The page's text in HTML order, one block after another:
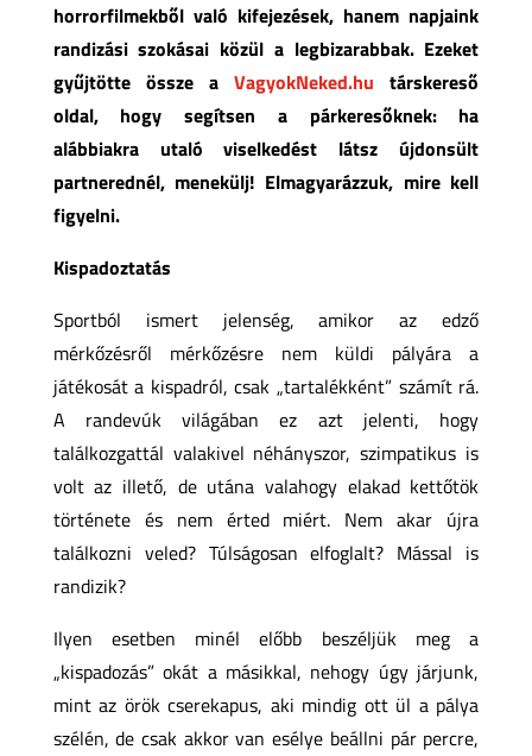
horrorfilmekből való kifejezések, hanem napjaink
randizási szokásai közül a legbizarabbak. Ezeket
gyűjtötte össze aVagyokNeked.hu társkereső
oldal, hogy segítsen a párkeresőknek: ha
alábbiakra utaló viselkedést látsz újdonsült
partnerednél, menekülj! Elmagyarázzuk, mire kell
figyelni.
Kispadoztatás
Sportból ismert jelenség, amikor az edző
mérkőzésről mérkőzésre nem küldi pályára a
játékosát a kispadról, csak „tartalékként” számít rá.
A randevúk világában ez azt jelenti, hogy
találkozgattál valakivel néhányszor, szimpatikus is
volt az illető, de utána valahogy elakad kettőtök
története és nem érted miért. Nem akar újra
találkozni veled? Túlságosan elfoglalt? Mással is
randizik?
Ilyen esetben minél előbb beszéljük meg a
„kispadozás” okát a másikkal, nehogy úgy járjunk,
mint az örök cserekapus, aki mindig ott ül a pálya
szélén, de csak akkor van esélye beállni pár percre,